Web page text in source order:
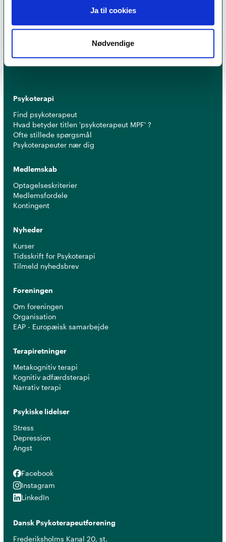
Ja til cookies
Nødvendige
Et medlemskab af Dansk Psykoterapeutforening
leve op til en række kriterier om uddannelse og
erfaring for at få lov til at kalde sig
MPF
Psykoterapi
Find psykoterapeut
Hvad betyder titlen 'psykoterapeut MPF' ?
Ofte stillede spørgsmål
Psykoterapeuter nær dig
Medlemskab
Optagelseskriterier
Medlemsfordele
Kontingent
Nyheder
Kurser
Tidsskrift for Psykoterapi
Tilmeld nyhedsbrev
Foreningen
Om foreningen
Organisation
EAP - Europæisk samarbejde
Terapiretninger
Metakognitiv terapi
Kognitiv adfærdsterapi
Narrativ terapi
Psykiske lidelser
Stress
Depression
Angst
Facebook
Facebook
Instagram
Instagram
LinkedIn
LinkedIn
Dansk Psykoterapeutforening
Frederiksholms Kanal 20, st.